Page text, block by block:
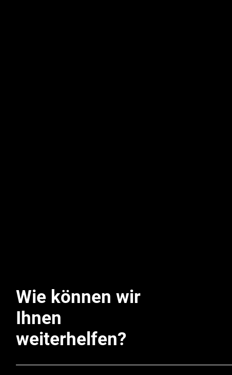
Wie können wir
Ihnen
weiterhelfen?